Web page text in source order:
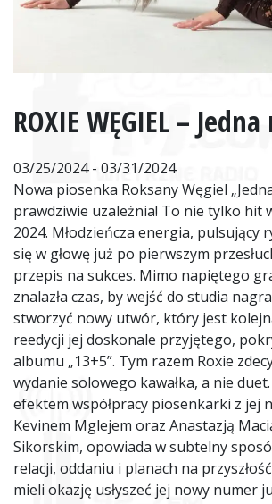
ROXIE WĘGIEL –
03/25/2024 - 03/31/2024
Nowa piosenka Roksany Węgiel
prawdziwie uzależnia! To nie tylko hit
2024. Młodzieńcza energia, pulsujący
się w głowę już po pierwszym
przepis na sukces. Mimo napiętego
znalazła czas, by wejść do studia
stworzyć nowy utwór, który jest
reedycji jej doskonale przyjętego,
albumu „13+5”. Tym razem Roxie
wydanie solowego kawałka, a nie
efektem współpracy piosenkarki z jej
Kevinem Mglejem oraz Anastazją
Sikorskim, opowiada w subtelny
relacji, oddaniu i planach na
mieli okazję usłyszeć jej nowy numer